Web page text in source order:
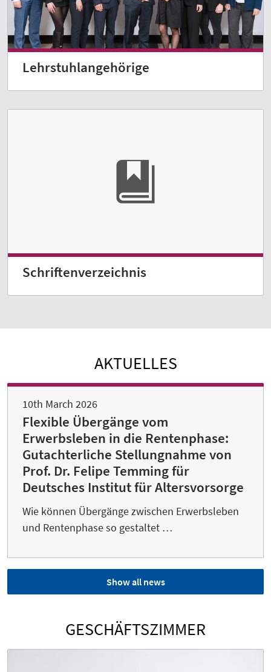
Lehrstuhlangehörige
Schriftenverzeichnis
AKTUELLES
10th March 2026
Flexible Übergänge vom
Erwerbsleben in die Rentenphase:
Gutachterliche Stellungnahme von
Prof. Dr. Felipe Temming für
Deutsches Institut für Altersvorsorge
Wie können Übergänge zwischen Erwerbsleben
und Rentenphase so gestaltet …
Show all news
GESCHÄFTSZIMMER